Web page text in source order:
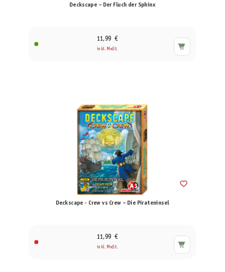
Deckscape – Der Fluch der Sphinx
11,99 €
inkl. MwSt.
Deckscape - Crew vs Crew – Die Pirateninsel
11,99 €
inkl. MwSt.